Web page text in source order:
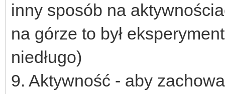
inny sposób na
na górze to był
niedługo)
9. Aktywność - aby